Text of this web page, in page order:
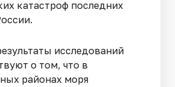
катастроф последних
исследований
о том, что в
районах моря